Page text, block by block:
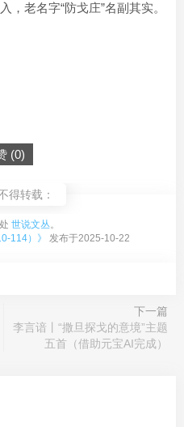
，老名字“防戈庄”名副其实。
(0)
得转载：
世说文丛。
114）》 发布于2025-10-22
下一篇
李言谙丨“撒旦探戈的意境”主题
五首（借助元宝AI完成）